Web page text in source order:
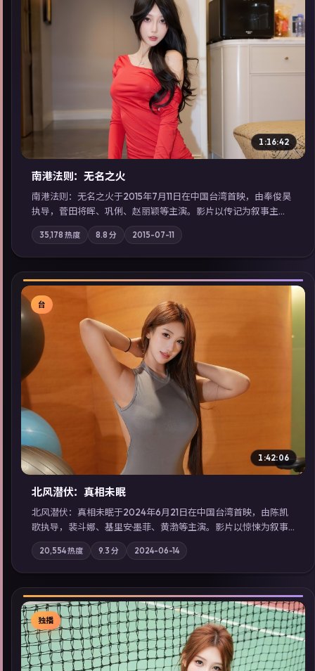
▶
1:16:42
南港法则：无名之火
南港法则：无名之火于2015年7月11日在中国台湾首映，由奉俊昊
执导，菅田将晖、巩俐、赵丽颖等主演。影片以传记为叙事主
轴，记忆碎片重组后，主角发现自己从未活过“真实”的一天；摄
影与配乐强化地域气质；站内亦可通过「国产免费观看高清电视
剧在线看」延展检索同类型高分佳作，畅享高清在线追剧体验。
35,178 热度 8.8 分 2015-07-11
▶
台
1:42:06
北风潜伏：真相未眠
北风潜伏：真相未眠于2024年6月21日在中国台湾首映，由陈凯
歌执导，裴斗娜、基里安·墨菲、黄渤等主演。影片以惊悚为叙事
主轴，失踪人口档案牵出跨国灰色产业链；摄影与配乐强化地域
气质；站内亦可通过「国产免费观看高清电视剧在线看」延展检
索同类型高分佳作，畅享高清在线追剧体验。
20,554热度 9.3 分 2024-06-14
独播